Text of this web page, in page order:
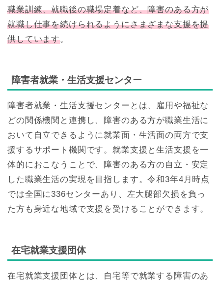
職業訓練、就職後の職場定着など、障害のある方が
就職し仕事を続けられるようにさまざまな支援を提
供しています。
障害者就業・生活支援センター
障害者就業・生活支援センターとは、雇用や福祉な
どの関係機関と連携し、障害のある方が職業生活に
おいて自立できるように就業面・生活面の両方で支
援するサポート機関です。就業支援と生活支援を一
体的におこなうことで、障害のある方の自立・安定
した職業生活の実現を目指します。令和3年4月時点
では全国に336センターあり、左大腿部欠損を負っ
た方も身近な地域で支援を受けることができます。
在宅就業支援団体
在宅就業支援団体とは、自宅等で就業する障害のあ